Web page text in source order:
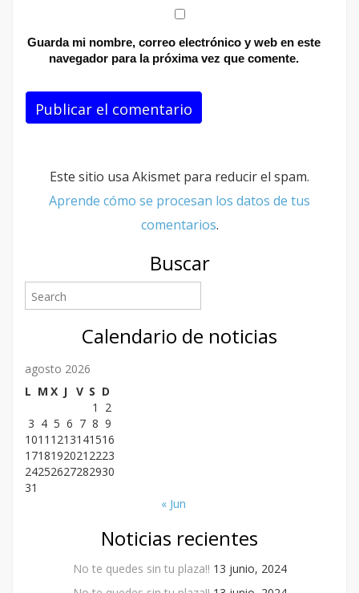
Guarda mi nombre, correo electrónico y web en este
navegador para la próxima vez que comente.
Este sitio usa Akismet para reducir el spam.
Aprende cómo se procesan los datos de tus
comentarios.
Buscar
Calendario de noticias
agosto 2026
L M X J V S D
1
2
3 4 5 6 7 8 9
1011 1213141516
1718192021 2223
24252627282930
31
« Jun
Noticias recientes
No te quedes sin tu plaza!! 13 junio, 2024